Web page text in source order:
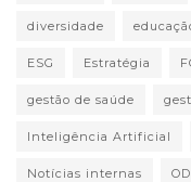
diversidade
ESG Estratégia
gestão de saúde
Inteligência Artificial
Notícias internas